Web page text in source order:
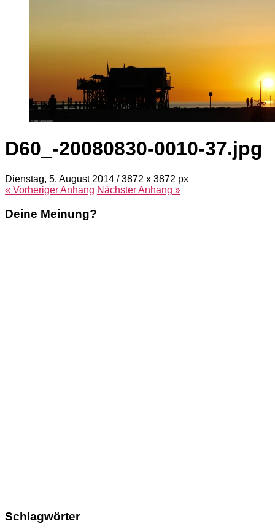
D60_-20080830-0010-37.jpg
Dienstag, 5. August 2014 /3872 x 3872 px
« VorherigerAnhang NächsterAnhang »
Deine Meinung?
Schlagwörter